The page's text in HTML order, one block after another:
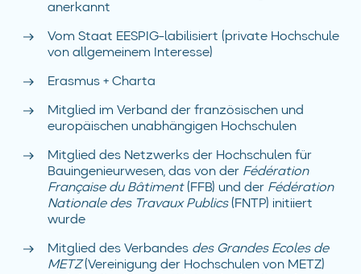
anerkannt
Vom Staat EESPIG-labilisiert (private Hochschule
von allgemeinem Interesse)
Erasmus + Charta
Mitglied im Verband der französischen und
europäischen unabhängigen Hochschulen
Mitglied des Netzwerks der Hochschulen für
Bauingenieurwesen, das von der Fédération
Française du Bâtiment(FFB) und der Fédération
Nationale des Travaux Publics(FNTP) initiiert
wurde
Mitglied des Verbandes des Grandes Ecoles de
METZ(Vereinigung der Hochschulen von METZ)